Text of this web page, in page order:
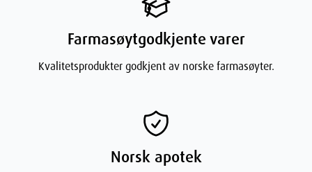
Farmasøytgodkjente varer
Kvalitetsprodukter godkjent av norske farmasøyter.
Norsk apotek